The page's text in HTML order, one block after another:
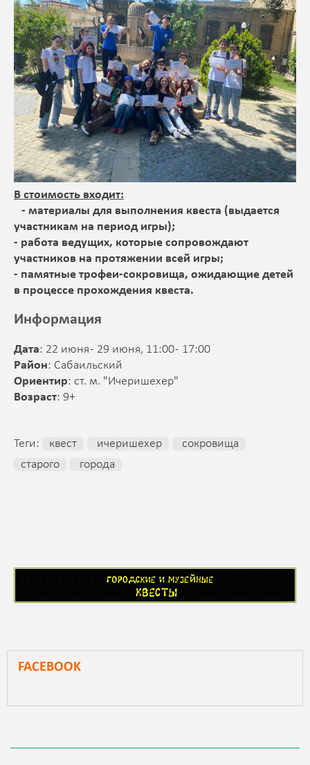
В стоимость входит:
- материалы для выполнения квеста (выдается
участникам на период игры);
- работа ведущих, которые сопровождают
участников на протяжении всей игры;
- памятные трофеи-сокровища, ожидающие детей
в процессе прохождения квеста.
Информация
Дата: 22 июня - 29 июня, 11:00 - 17:00
Район: Сабаильский
Ориентир: ст. м. "Ичеришехер"
Возраст: 9+
Теги: квест ичеришехер
сокровища
старого
города
FACEBOOK